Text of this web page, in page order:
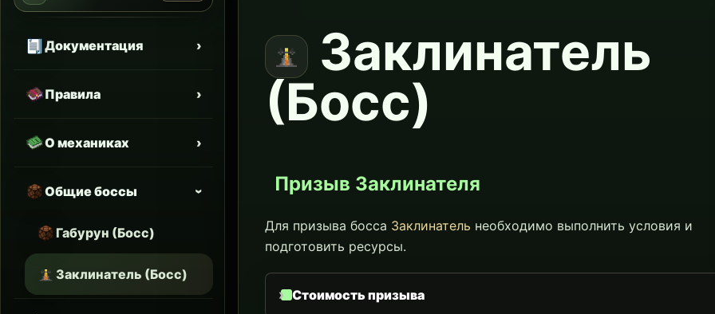
Документация
Правила
О механиках
Общие боссы
Габурун (Босс)
Заклинатель (Босс)
Заклинатель
(Босс)
Призыв Заклинателя
Для призыва босса Заклинатель необходимо выполнить условия и
подготовить ресурсы.
Стоимость призыва